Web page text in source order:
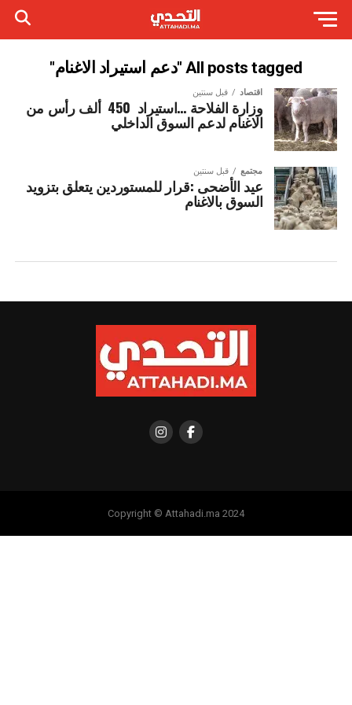
All posts tagged "دعم استيراد الاغنام"
اقتصاد قبل سنتين
وزارة الفلاحة …استيراد 450 ألف رأس من
الاغنام لدعم السوق الداخلي
مجتمع قبل سنتين
عيد الأضحى :قرار للمستوردين يتعلق بتزويد
السوق بالاغنام
Copyright © Attahadi.ma 2024